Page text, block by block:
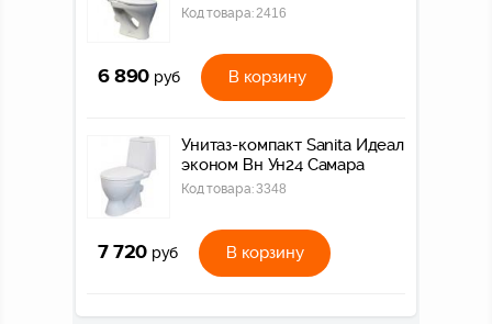
Код товара: 2416
6 890 руб В корзину
Унитаз-компакт Sanita Идеал
эконом Вн Ун24 Самара
Код товара:3348
7 720 руб В корзину